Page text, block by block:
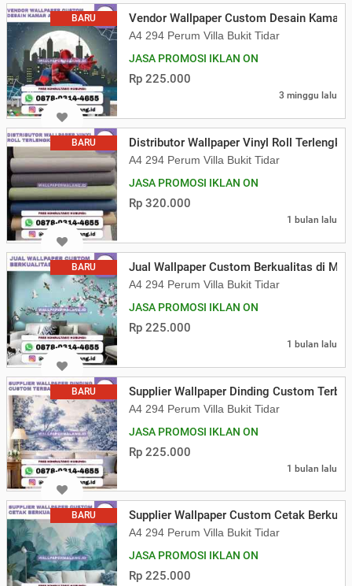
BARU Vendor Wallpaper Custom Desain Kamar
A4 294 Perum Villa Bukit Tidar
JASA PROMOSI IKLAN ON
Rp 225.000
3 minggu lalu
BARU Distributor Wallpaper Vinyl Roll
A4 294 Perum Villa Bukit Tidar
JASA PROMOSI IKLAN ON
Rp 320.000
1 bulan lalu
BARU Jual Wallpaper Custom Berkualitas di
A4 294 Perum Villa Bukit Tidar
JASA PROMOSI IKLAN ON
Rp 225.000
1 bulan lalu
BARU Supplier Wallpaper Dinding Custom
A4 294 Perum Villa Bukit Tidar
JASA PROMOSI IKLAN ON
Rp 225.000
1 bulan lalu
BARU Supplier Wallpaper Custom Cetak
A4 294 Perum Villa Bukit Tidar
JASA PROMOSI IKLAN ON
Rp 225.000